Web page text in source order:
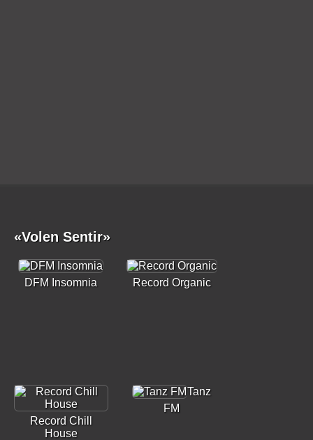
«Volen Sentir»
DFM Insomnia Record Organic
Record Chill
House
Tanz
FM